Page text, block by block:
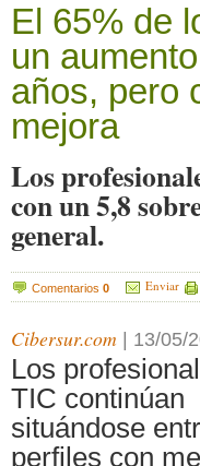
El 65% de
un
años, pero
mejora
Los
con un 5,8
general.
Comentarios 0 Enviar
Cibersur.com 13/05/
Los
TIC continúan
situándose
perfiles con